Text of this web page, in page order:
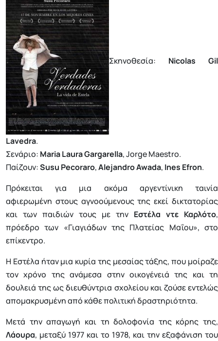
Σκηνοθεσία: Nicolas Gil
Lavedra.
Σενάριο: Maria Laura Gargarella, Jorge Maestro.
Παίζουν:Susu Pecoraro,Alejandro Awada, Ines Efron.
Πρόκειται για μια ακόμα αργεντίνικη ταινία
αφιερωμένη στους αγνοούμενους της εκεί δικτατορίας
και των παιδιών τους με την Εστέλα ντε Καρλότο,
πρόεδρο των «Γιαγιάδων της Πλατείας Μαΐου», στο
επίκεντρο.
Η Εστέλα ήταν μια κυρία της μεσαίας τάξης, που μοίραζε
τον χρόνο της ανάμεσα στην οικογένειά της και τη
δουλειά της ως διευθύντρια σχολείου και ζούσε εντελώς
απομακρυσμένη από κάθε πολιτική δραστηριότητα.
Μετά την απαγωγή και τη δολοφονία της κόρης της,
Λάουρα, μεταξύ 1977 και το 1978, και την εξαφάνιση του